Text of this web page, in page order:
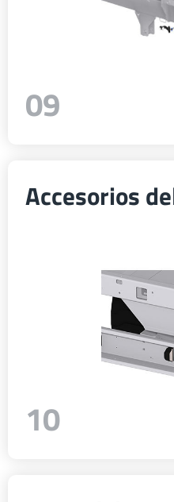
09
Accesorios
10